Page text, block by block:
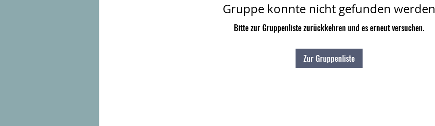
Gruppe konnte nicht gefunden werden
Bitte zur Gruppenliste zurückkehren und es erneut versuchen.
Zur Gruppenliste